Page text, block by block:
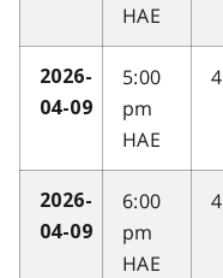
HAE
2026-
04-09
5:00
pm
HAE
4
2026-
04-09
6:00
pm
HAE
4